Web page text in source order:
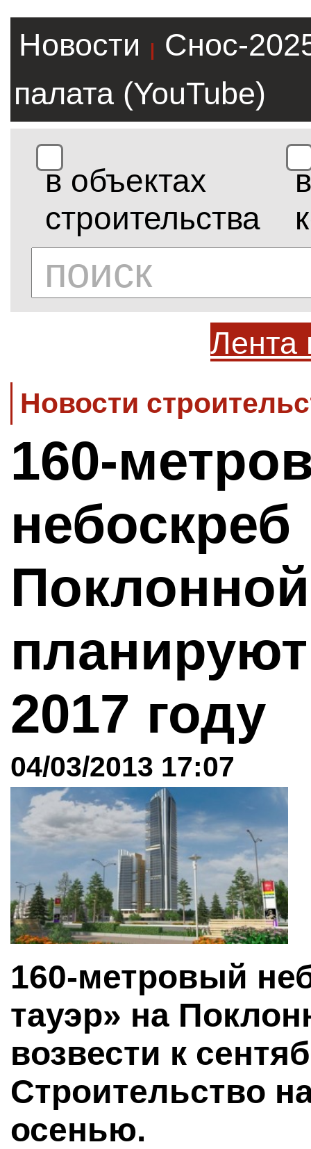
Новости |
Снос-
палата (YouTube)
в объектах
строительства
в
Лента
Новости
160-
небоскреб
2017 году
04/03/2013 17:07
160-метровый
тауэр» на
возвести к
Строительство
осенью.